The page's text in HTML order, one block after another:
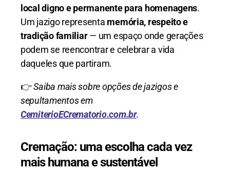
local digno e permanente para homenagens.
Um jazigo representa memória, respeito e
tradição familiar— um espaço onde gerações
podem se reencontrar e celebrar a vida
daqueles que partiram.
👉Saiba mais sobre opções de jazigos e
sepultamentos em
CemiterioECrematorio.com.br.
Cremação: uma escolha cada vez
mais humana e sustentável